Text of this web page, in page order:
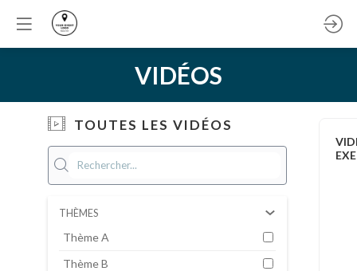
VIDÉOS
TOUTES LES VIDÉOS
THÈMES
Thème A
Thème B